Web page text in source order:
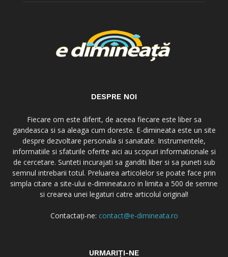
DESPRE NOI
Fiecare om este diferit, de aceea fiecare este liber sa
gandeasca si sa aleaga cum doreste. E-dimineata este un site
despre dezvoltare personala si sanatate. Instrumentele,
informatiile si sfaturile oferite aici au scopuri informationale si
de cercetare. Sunteti incurajati sa ganditi liber si sa puneti sub
semnul intrebarii totul. Preluarea articolelor se poate face prin
simpla citare a site-ului e-dimineata.ro in limita a 500 de semne
si crearea unei legaturi catre articolul original!
Contactați-ne: contact@e-dimineata.ro
URMARIȚI-NE